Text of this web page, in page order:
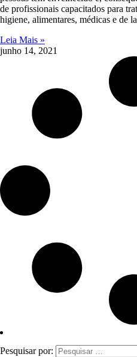
de profissionais capacitados para
higiene, alimentares, médicas e de
Leia Mais »
junho 14, 2021
Pesquisar por: